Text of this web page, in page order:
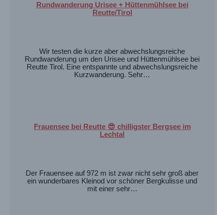
Rundwanderung Urisee + Hüttenmühlsee bei
Reutte/Tirol
Wir testen die kurze aber abwechslungsreiche
Rundwanderung um den Urisee und Hüttenmühlsee bei
Reutte Tirol. Eine entspannte und abwechslungsreiche
Kurzwanderung. Sehr…
Frauensee bei Reutte 😎 chilligster Bergsee im
Lechtal
Der Frauensee auf 972 m ist zwar nicht sehr groß aber
ein wunderbares Kleinod vor schöner Bergkulisse und
mit einer sehr…